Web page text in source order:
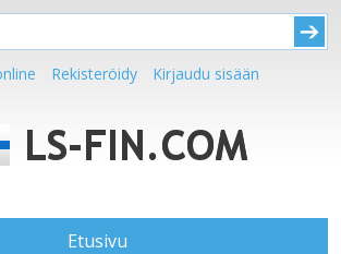
Rekisteröidy Kirjaudu sisään
Etusivu